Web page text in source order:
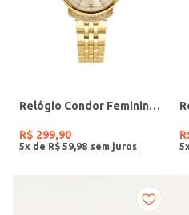
Relógio Condor Feminino DOURADO
R$ 299,90
5x de R$ 59 98 5